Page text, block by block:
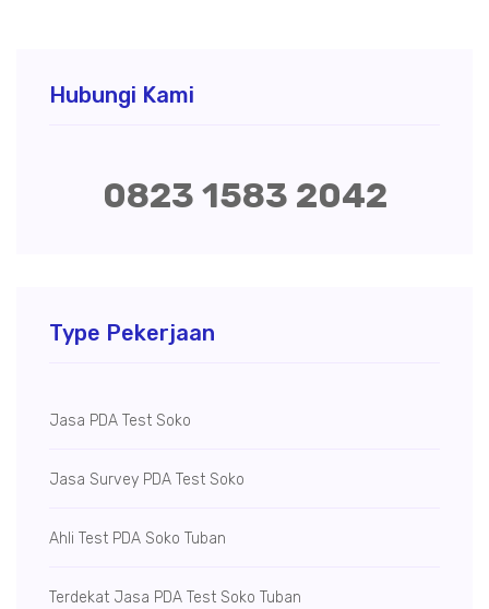
Hubungi Kami
0823 1583 2042
Type Pekerjaan
Jasa PDA Test Soko
Jasa Survey PDA Test Soko
Ahli Test PDA Soko Tuban
Terdekat Jasa PDA Test Soko Tuban